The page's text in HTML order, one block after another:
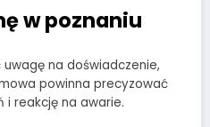
w poznaniu
na doświadczenie,
powinna precyzować
i reakcję na awarie.